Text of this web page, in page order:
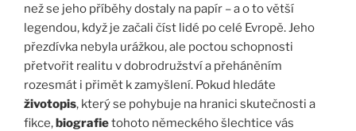
než se jeho příběhy dostaly na papír – a o to větší
legendou, když je začali číst lidé po celé Evropě. Jeho
přezdívka nebyla urážkou, ale poctou schopnosti
přetvořit realitu v dobrodružství a přeháněním
rozesmát i přimět k zamyšlení. Pokud hledáte
životopis, který se pohybuje na hranici skutečnosti a
fikce,biografietohoto německého šlechtice vás